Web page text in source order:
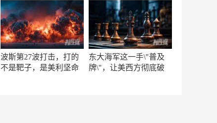
波斯第27波打击，打的
不是靶子，是美利坚命
东大海军这一手\"普及
牌\"，让美西方彻底破